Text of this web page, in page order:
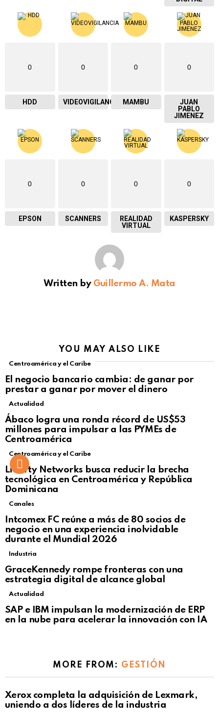
0
HDD
0
VIDEOVIGILANCIA
0
MAMBU
0
JUAN
PABLO
JIMENEZ
0
EPSON
0
SCANNERS
0
REALIDAD
VIRTUAL
0
KASPERSKY
Written by Guillermo A. Mata
YOU MAY ALSO LIKE
Centroamérica y el Caribe
El negocio bancario cambia: de ganar por
prestar a ganar por mover el dinero
Not Safe For Work
Click to view this post
Actualidad
Ábaco logra una ronda récord de US$53
millones para impulsar a las PYMEs de
Centroamérica
Centroamérica y el Caribe
Liberty Networks busca reducir la brecha
tecnológica en Centroamérica y República
Dominicana
Canales
Intcomex FC reúne a más de 80 socios de
negocio en una experiencia inolvidable
durante el Mundial 2026
Industria
GraceKennedy rompe fronteras con una
estrategia digital de alcance global
Not Safe For Work
Click to view this post
Actualidad
SAP e IBM impulsan la modernización de ERP
en la nube para acelerar la innovación con IA
MORE FROM: GESTIÓN
Xerox completa la adquisición de Lexmark,
uniendo a dos líderes de la industria